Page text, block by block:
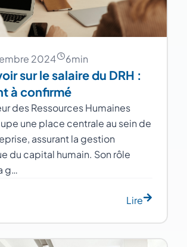
2024 6min
sur le salaire du DRH :
à confirmé
des Ressources Humaines
une place centrale au sein de
assurant la gestion
du capital humain. Son rôle
g…
Lire